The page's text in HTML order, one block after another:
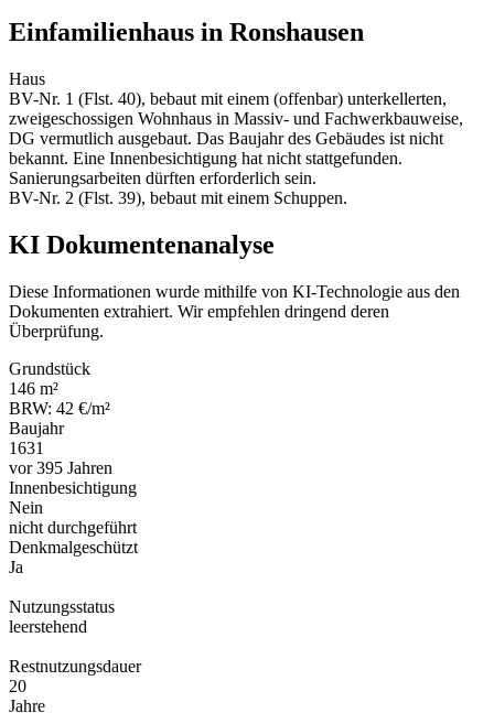
Einfamilienhaus in Ronshausen
Haus
BV-Nr. 1 (Flst. 40), bebaut mit einem (offenbar) unterkellerten,
zweigeschossigen Wohnhaus in Massiv- und Fachwerkbauweise,
DG vermutlich ausgebaut. Das Baujahr des Gebäudes ist nicht
bekannt. Eine Innenbesichtigung hat nicht stattgefunden.
Sanierungsarbeiten dürften erforderlich sein.
BV-Nr. 2 (Flst. 39), bebaut mit einem Schuppen.
KI Dokumentenanalyse
Diese Informationen wurde mithilfe von KI-Technologie aus den
Dokumenten extrahiert. Wir empfehlen dringend deren
Überprüfung.
Grundstück
146 m²
BRW: 42 €/m²
Baujahr
1631
vor 395 Jahren
Innenbesichtigung
Nein
nicht durchgeführt
Denkmalgeschützt
Ja
Nutzungsstatus
leerstehend
Restnutzungsdauer
20
Jahre